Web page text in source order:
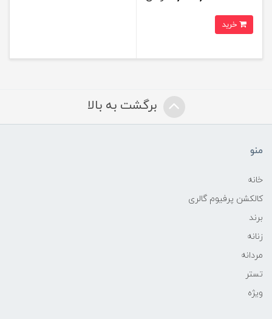
برگشت به بالا
منو
خانه
کالکشن پرفیوم گالری
برند
زنانه
مردانه
تستر
ویژه